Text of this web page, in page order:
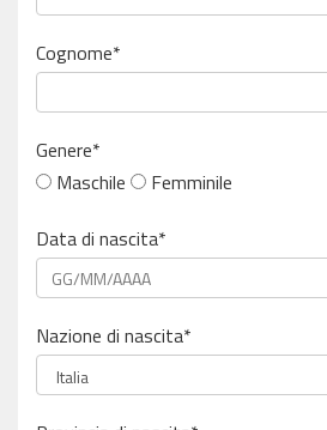
Cognome*
Genere*
Maschile
Femminile
Data di nascita*
Nazione di nascita*